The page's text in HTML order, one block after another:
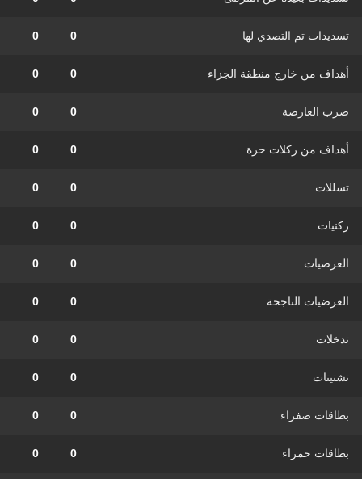
تسديدات تم التصدي لها 0
0
أهداف من خارج منطقة الجزاء 0
0
ضرب العارضة 0
0
أهداف من ركلات حرة 0
0
تسللات 0
0
ركنيات 0
0
العرضيات 0
0
العرضيات الناجحة 0
0
تدخلات 0
0
تشتيتات 0
0
بطاقات صفراء 0
0
بطاقات حمراء 0
0